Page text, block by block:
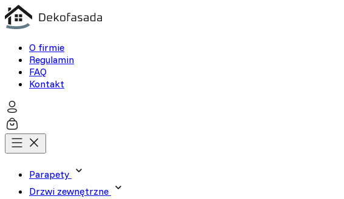
O firmie
Regulamin
FAQ
Kontakt
Parapety
Drzwi zewnętrzne